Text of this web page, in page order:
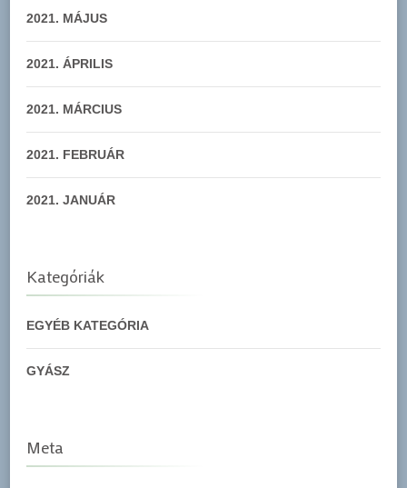
2021. MÁJUS
2021. ÁPRILIS
2021. MÁRCIUS
2021. FEBRUÁR
2021. JANUÁR
Kategóriák
EGYÉB KATEGÓRIA
GYÁSZ
Meta